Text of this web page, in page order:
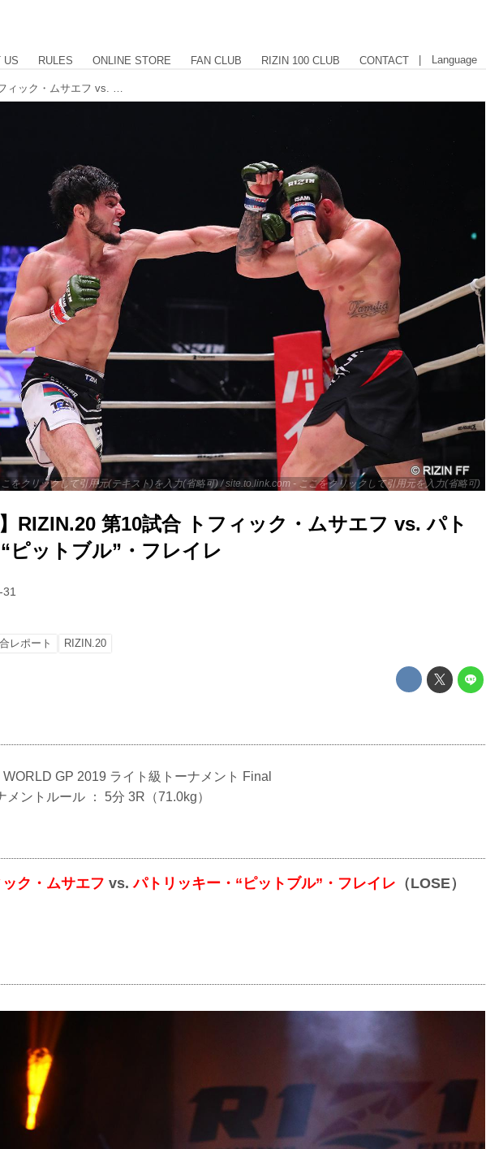
US RULES ONLINE STORE FAN CLUB RIZIN 100 CLUB CONTACT | Language
をクリックして引用元(テキスト)を入力(省略可) / site.to.link.com - ここをクリックして引用元を入力(省略可)
】RIZIN.20 第10試合 トフィック・ムサエフ vs. パト
ピットブル”・フレイレ
レポート RIZIN.20
GP 2019 ライト級トーナメント Final
メントルール ： 5分 3R（71.0kg）
ック・ムサエフ vs.パトリッキー・“ピットブル”・フレイレ （LOSE）